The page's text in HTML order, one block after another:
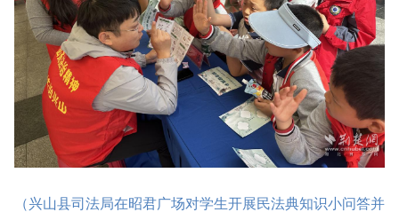
（兴山县司法局在昭君广场对学生开展民法典知识小问答并